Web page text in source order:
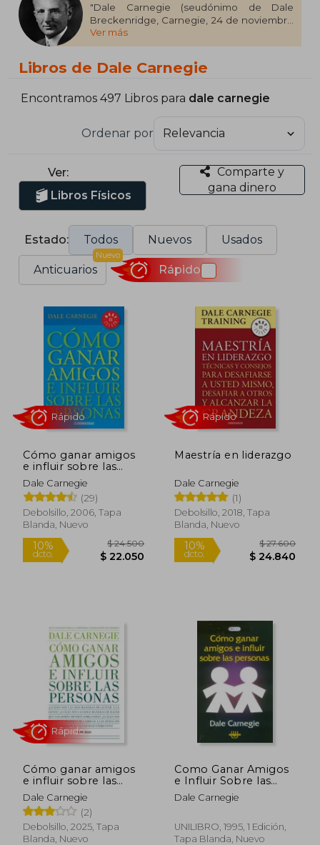
"Dale Carnegie (seudónimo de Dale
Breckenridge, Carnegie, 24 de noviembre
de 1888 - 1 de noviembre de 1955) fue un
empresario y escritor estadounidense de
humanas y comunicación eficaz.
Carnegie fue promotor de lo que en la
responsabilidades, aunque esto solo
aparece puntualmente en sus escritos.
Una de las ideas centrales de sus libros es
comportamiento de los demás si
cambiamos nuestra actitud hacia ellos."
Ver más
Libros de Dale Carnegie
Encontramos 497 Libros para dale carnegie
Ordenar por
Ver:
Libros Físicos
Comparte y
gana dinero
Estado: Todos Nuevos Usados
Anticuarios
Nuevo
Rápido
Cómo ganar amigos
e influir sobre las
personas
Dale Carnegie
(29)
Debolsillo, 2006, Tapa
Blanda, Nuevo
10%
dcto.
$ 24.500
$ 22.050
Rápido
Maestría en liderazgo
Dale Carnegie
(1)
Debolsillo, 2018, Tapa
Blanda, Nuevo
10%
dcto.
Rápido
Cómo ganar amigos
e influir sobre las
personas. Actualizada
para la próxima
generación de líderes
Dale Carnegie
(2)
Debolsillo, 2025, Tapa
Blanda, Nuevo
Como Ganar Amigos
e Influir Sobre las
Personas
Dale Carnegie
UNILIBRO, 1995, 1 Edición,
Tapa Blanda, Nuevo